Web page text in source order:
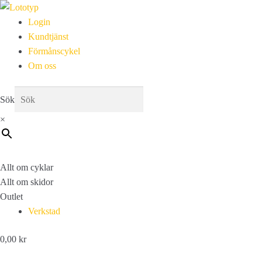
Login
Kundtjänst
Förmånscykel
Om oss
Sök
×
Allt om cyklar
Allt om skidor
Outlet
Verkstad
0,00 kr